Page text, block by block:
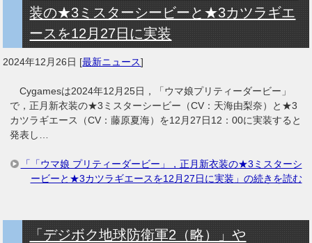
装の★3ミスターシービーと★3カツラギエ
ースを12月27日に実装
2024年12月26日 [最新ニュース]
Cygamesは2024年12月25日，「ウマ娘プリティーダービー」
で，正月新衣装の★3ミスターシービー（CV：天海由梨奈）と★3
カツラギエース（CV：藤原夏海）を12月27日12：00に実装すると
発表し…
「「ウマ娘 プリティーダービー」，正月新衣装の★3ミスターシ
ービーと★3カツラギエースを12月27日に実装」の続きを読む
「デジボク地球防衛軍2（略）」や